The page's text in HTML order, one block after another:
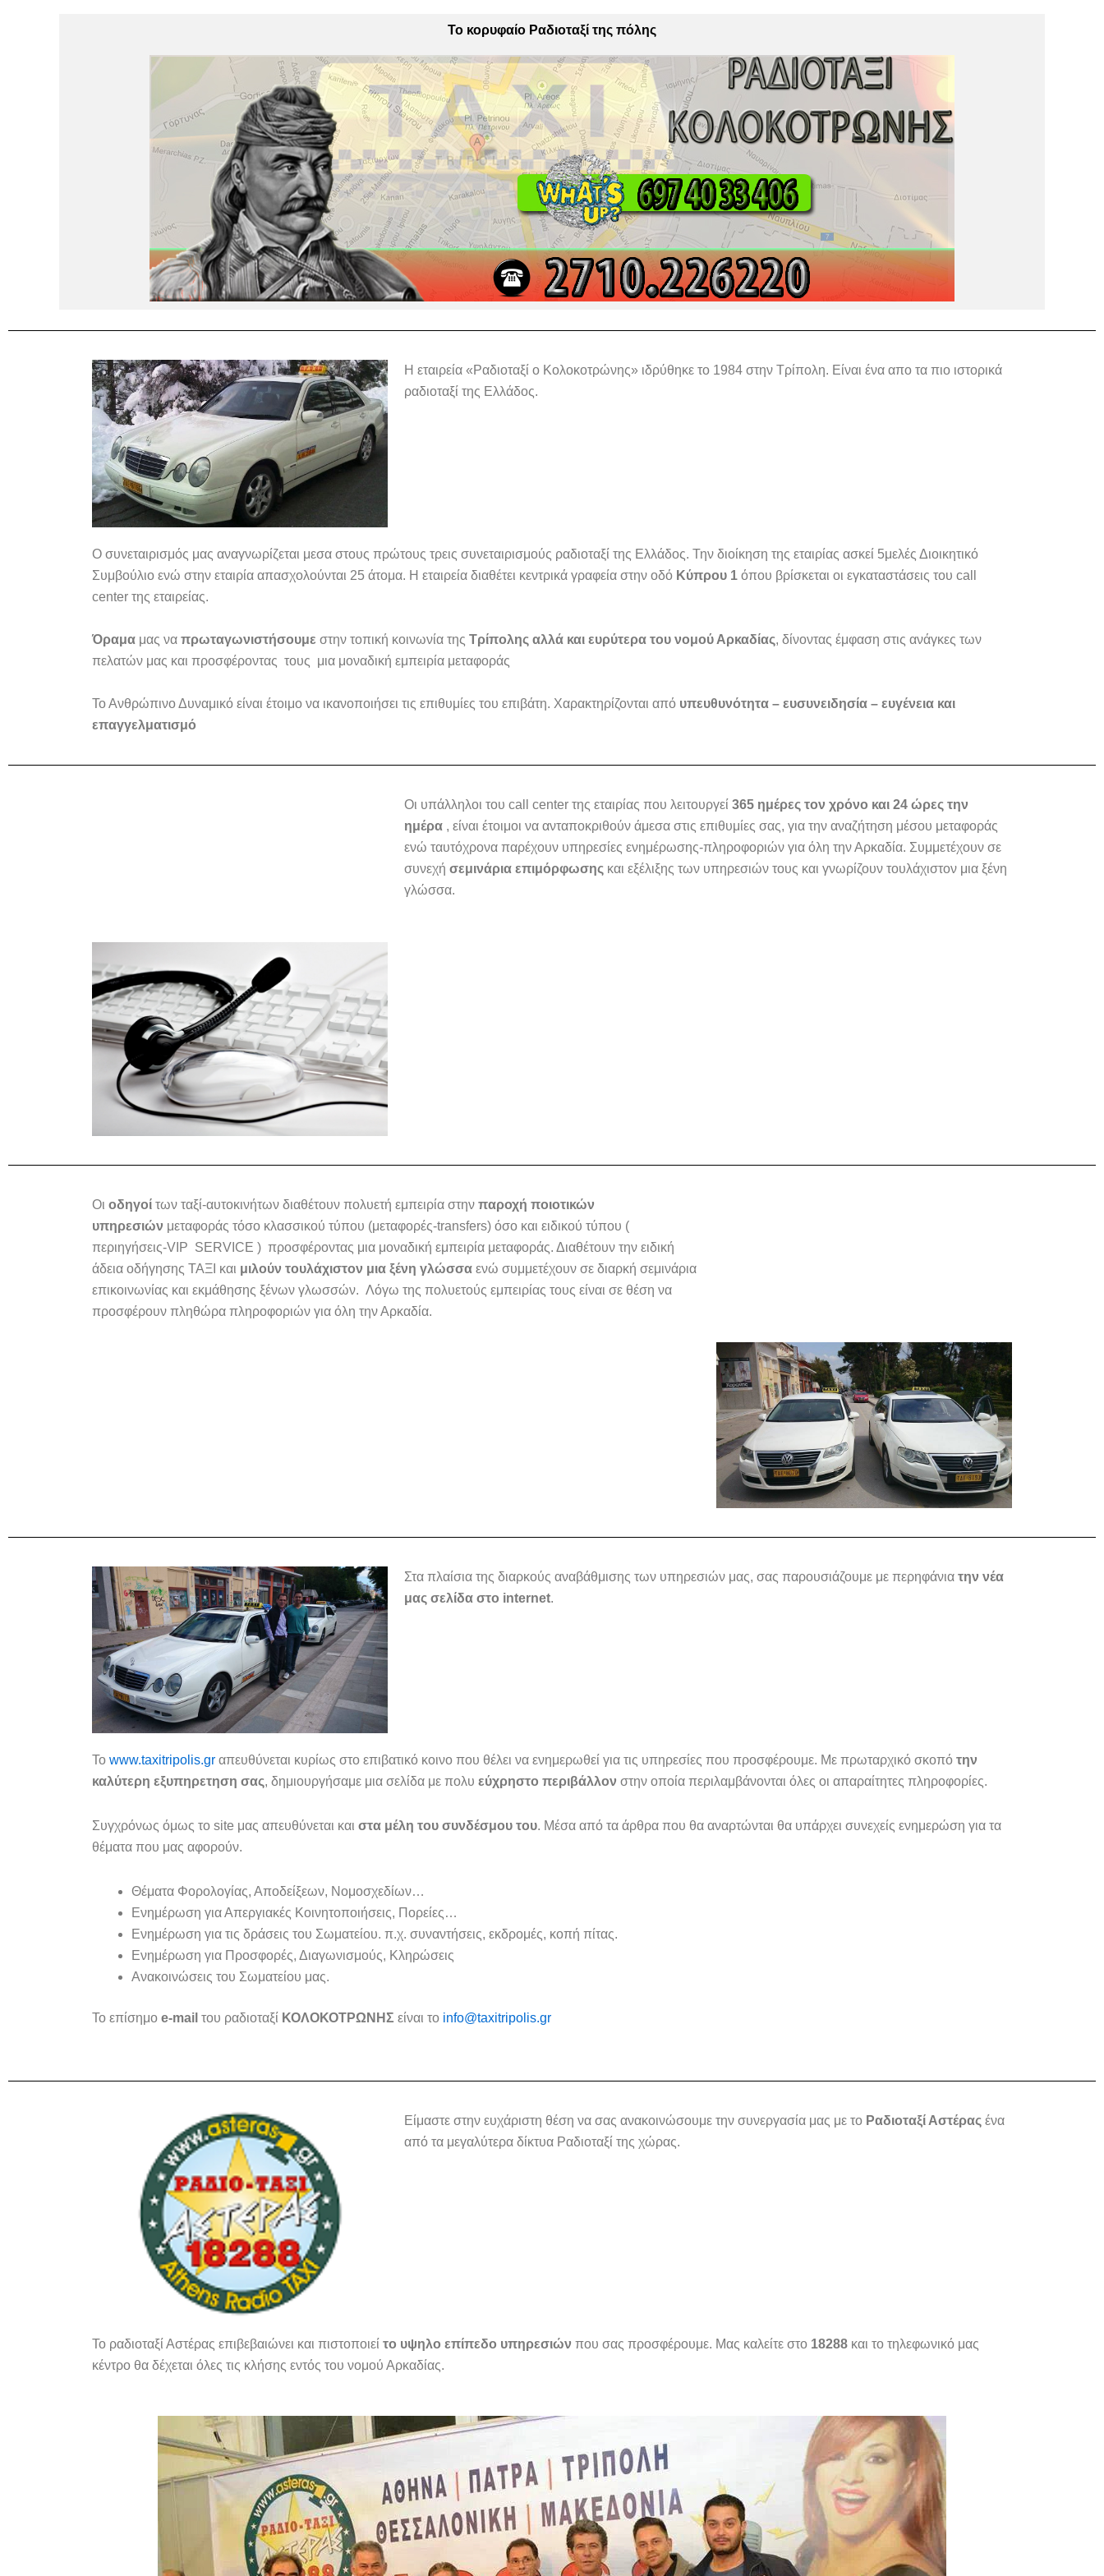
Το κορυφαίο Ραδιοταξί της πόλης
H εταιρεία «Ραδιοταξί ο Κολοκοτρώνης» ιδρύθηκε το 1984 στην Τρίπολη. Είναι ένα απο τα πιο ιστορικά
ραδιοταξί της Ελλάδος.
Ο συνεταιρισμός μας αναγνωρίζεται μεσα στους πρώτους τρεις συνεταιρισμούς ραδιοταξί της Ελλάδος. Την διοίκηση της εταιρίας ασκεί 5μελές Διοικητικό
Συμβούλιο ενώ στην εταιρία απασχολούνται 25 άτομα. Η εταιρεία διαθέτει κεντρικά γραφεία στην οδό Κύπρου 1 όπου βρίσκεται οι εγκαταστάσεις του call
center της εταιρείας.
Όραμα μας να πρωταγωνιστήσουμε στην τοπική κοινωνία της Τρίπολης αλλά και ευρύτερα του νομού Αρκαδίας, δίνοντας έμφαση στις ανάγκες των
πελατών μας και προσφέροντας τους μια μοναδική εμπειρία μεταφοράς
Το Ανθρώπινο Δυναμικό είναι έτοιμο να ικανοποιήσει τις επιθυμίες του επιβάτη. Χαρακτηρίζονται από υπευθυνότητα – ευσυνειδησία – ευγένεια και
επαγγελματισμό
Οι υπάλληλοι του call center της εταιρίας που λειτουργεί 365 ημέρες τον χρόνο και 24 ώρες την
ημέρα , είναι έτοιμοι να ανταποκριθούν άμεσα στις επιθυμίες σας, για την αναζήτηση μέσου μεταφοράς
ενώ ταυτόχρονα παρέχουν υπηρεσίες ενημέρωσης-πληροφοριών για όλη την Αρκαδία. Συμμετέχουν σε
συνεχή σεμινάρια επιμόρφωσης και εξέλιξης των υπηρεσιών τους και γνωρίζουν τουλάχιστον μια ξένη
γλώσσα.
Οι οδηγοί των ταξί-αυτοκινήτων διαθέτουν πολυετή εμπειρία στην παροχή ποιοτικών
υπηρεσιών μεταφοράς τόσο κλασσικού τύπου (μεταφορές-transfers) όσο και ειδικού τύπου (
περιηγήσεις-VIP SERVICE ) προσφέροντας μια μοναδική εμπειρία μεταφοράς. Διαθέτουν την ειδική
άδεια οδήγησης ΤΑΞΙ και μιλούν τουλάχιστον μια ξένη γλώσσα ενώ συμμετέχουν σε διαρκή σεμινάρια
επικοινωνίας και εκμάθησης ξένων γλωσσών. Λόγω της πολυετούς εμπειρίας τους είναι σε θέση να
προσφέρουν πληθώρα πληροφοριών για όλη την Αρκαδία.
Στα πλαίσια της διαρκούς αναβάθμισης των υπηρεσιών μας, σας παρουσιάζουμε με περηφάνια την νέα
μας σελίδα στο internet.
Το www.taxitripolis.gr απευθύνεται κυρίως στο επιβατικό κοινο που θέλει να ενημερωθεί για τις υπηρεσίες που προσφέρουμε. Με πρωταρχικό σκοπό την
καλύτερη εξυπηρετηση σας, δημιουργήσαμε μια σελίδα με πολυ εύχρηστο περιβάλλον στην οποία περιλαμβάνονται όλες οι απαραίτητες πληροφορίες.
Συγχρόνως όμως το site μας απευθύνεται και στα μέλη του συνδέσμου του. Μέσα από τα άρθρα που θα αναρτώνται θα υπάρχει συνεχείς ενημερώση για τα
θέματα που μας αφορούν.
Θέματα Φορολογίας, Αποδείξεων, Νομοσχεδίων…
Ενημέρωση για Απεργιακές Κοινητοποιήσεις, Πορείες…
Ενημέρωση για τις δράσεις του Σωματείου. π.χ. συναντήσεις, εκδρομές, κοπή πίτας.
Ενημέρωση για Προσφορές, Διαγωνισμούς, Κληρώσεις
Ανακοινώσεις του Σωματείου μας.
Το επίσημο e-mail του ραδιοταξί ΚΟΛΟΚΟΤΡΩΝΗΣ είναι το info@taxitripolis.gr
Είμαστε στην ευχάριστη θέση να σας ανακοινώσουμε την συνεργασία μας με το Ραδιοταξί Αστέρας ένα
από τα μεγαλύτερα δίκτυα Ραδιοταξί της χώρας.
Το ραδιοταξί Αστέρας επιβεβαιώνει και πιστοποιεί το υψηλο επίπεδο υπηρεσιών που σας προσφέρουμε. Μας καλείτε στο 18288 και το τηλεφωνικό μας
κέντρο θα δέχεται όλες τις κλήσης εντός του νομού Αρκαδίας.